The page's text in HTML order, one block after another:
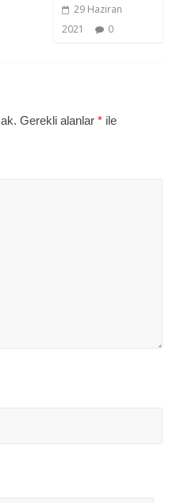
29 Haziran
2021
0
Gerekli alanlar* ile